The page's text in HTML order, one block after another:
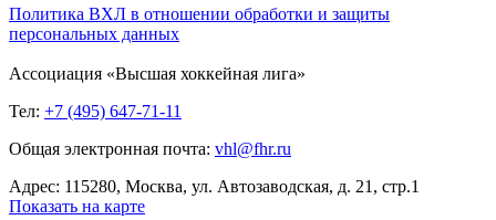
Политика ВХЛ в отношении обработки и защиты
персональных данных
Ассоциация «Высшая хоккейная лига»
Тел: +7 (495) 647-71-11
Общая электронная почта: vhl@fhr.ru
Адрес: 115280, Москва, ул. Автозаводская, д. 21, стр.1
Показать на карте